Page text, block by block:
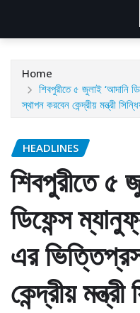
Home
শিবপুরীতে ৫ জুলাই ‘আদানি
স্থাপন করবেন কেন্দ্রীয় মন্ত্রী
HEADLINES
শিবপুরীতে ৫
ডিফেন্স
এর
কেন্দ্রীয় মন্ত্রী